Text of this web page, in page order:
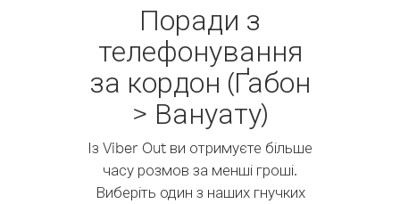
Поради з
телефонування
за кордон (Ґабон
> Вануату)
Із Viber Out ви отримуєте більше
часу розмов за менші гроші.
Виберіть один з наших гнучких